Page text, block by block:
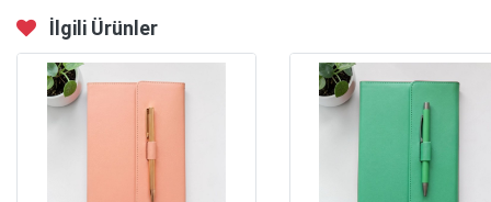
İlgili Ürünler